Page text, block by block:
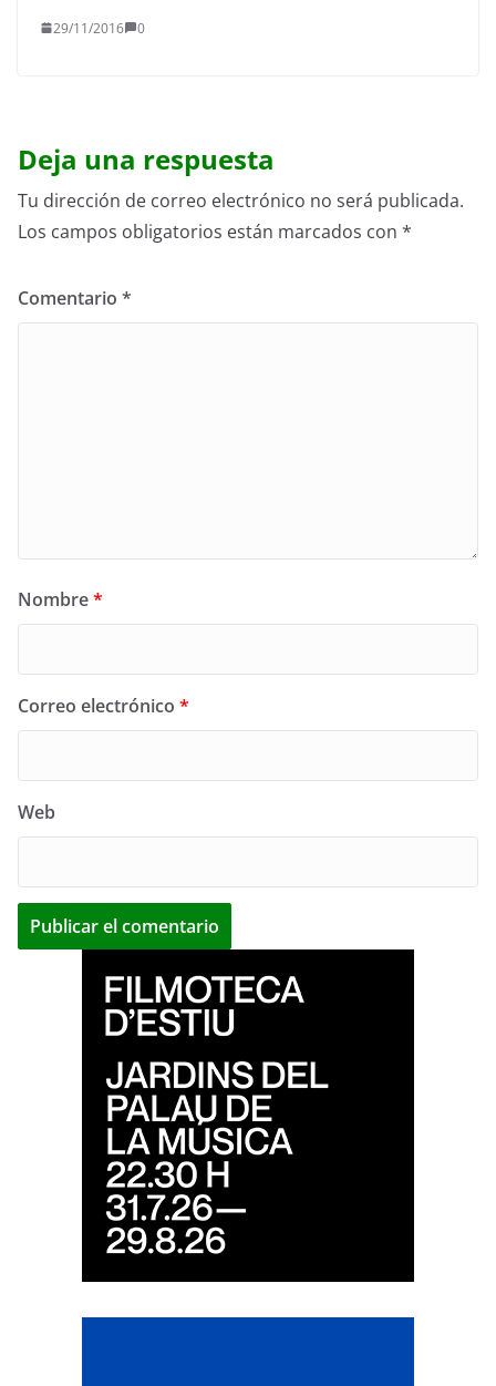
29/11/2016 0
Deja una respuesta
Tu dirección de correo electrónico no será publicada.
Los campos obligatorios están marcados con *
Comentario *
Nombre*
Correo electrónico *
Web